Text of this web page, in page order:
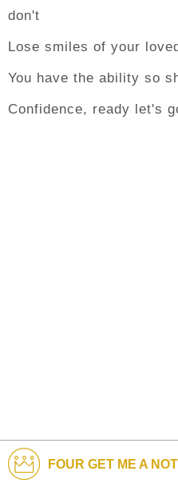
don't
Lose smiles of your
You have the ability so
Confidence, ready let's
FOUR GET ME A